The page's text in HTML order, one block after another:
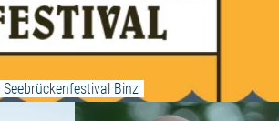
Binz
Weiterlesen: "Gipfelklänge-